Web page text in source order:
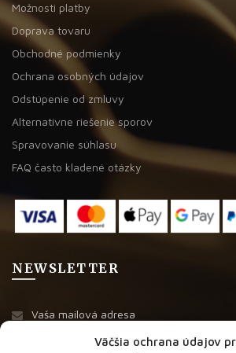
Väčšia ochrana údajov
Možnosti platby
Doprava tovaru
Obchodné podmienky
Ochrana osobných údajov
Odstúpenie od zmluvy
Alternatívne riešenie sporov
Spravovanie súhlasu
FAQ často kladené otázky
NEWSLETTER